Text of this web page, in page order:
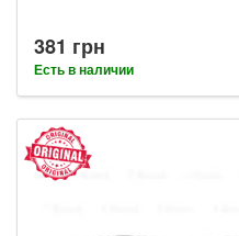
381 грн
Есть в наличии